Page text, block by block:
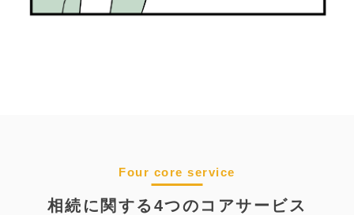
Four core service
相続に関する4つのコアサービス